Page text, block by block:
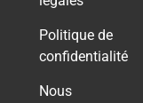
Politique de
confidentialité
Nous